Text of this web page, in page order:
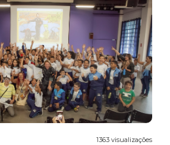
1363 visualizações